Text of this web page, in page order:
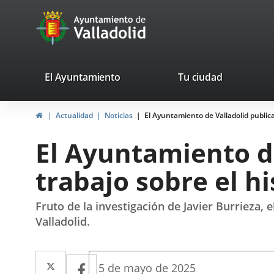
Portal
Web
Ayuntamiento
de
valladolid.es
El Ayuntamiento Tu ciudad
HomeActualidad Noticias El Ayuntamiento de Valladolid
El Ayuntamiento
trabajo sobre el
Fruto de la investigación de Javier
Valladolid.
Twitter
EnlaceFacebook
Enlace
Fecha
5 de mayo de 2025